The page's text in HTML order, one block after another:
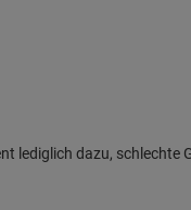
lediglich dazu, schlechte